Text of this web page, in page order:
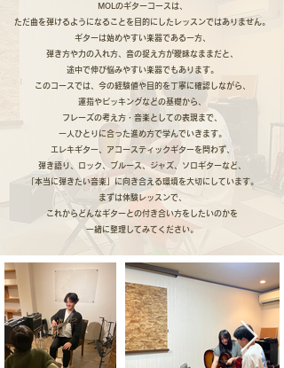
MOLのギターコースは、
ただ曲を弾けるようになることを目的にしたレッスンではありません。
ギターは始めやすい楽器である一方、
弾き方や力の入れ方、音の捉え方が曖昧なままだと、
途中で伸び悩みやすい楽器でもあります。
このコースでは、今の経験値や目的を丁寧に確認しながら、
運指やピッキングなどの基礎から、
フレーズの考え方・音楽としての表現まで、
一人ひとりに合った進め方で学んでいきます。
エレキギター、アコースティックギターを問わず、
弾き語り、ロック、ブルース、ジャズ、ソロギターなど、
「本当に弾きたい音楽」に向き合える環境を大切にしています。
まずは体験レッスンで、
これからどんなギターとの付き合い方をしたいのかを
一緒に整理してみてください。